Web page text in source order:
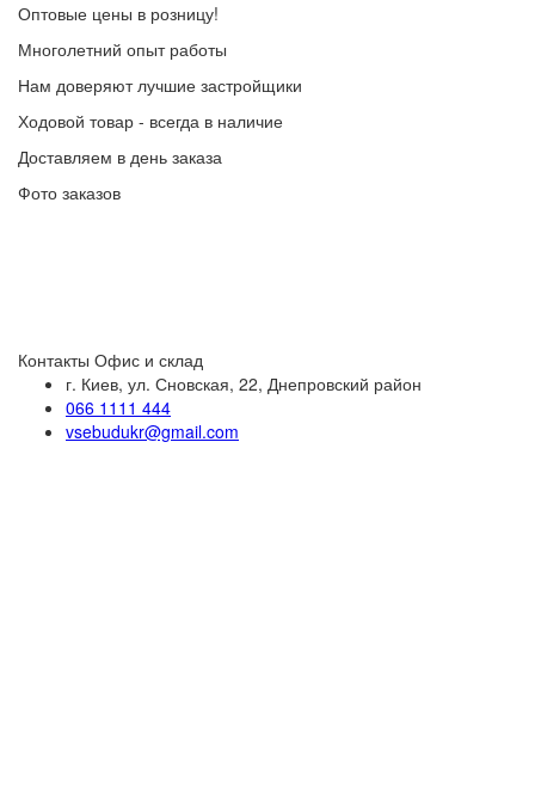
Оптовые цены в розницу!
Многолетний опыт работы
Нам доверяют лучшие застройщики
Ходовой товар - всегда в наличие
Доставляем в день заказа
Фото заказов
Контакты Офис и склад
г. Киев, ул. Сновская, 22, Днепровский район
066 1111 444
vsebudukr@gmail.com